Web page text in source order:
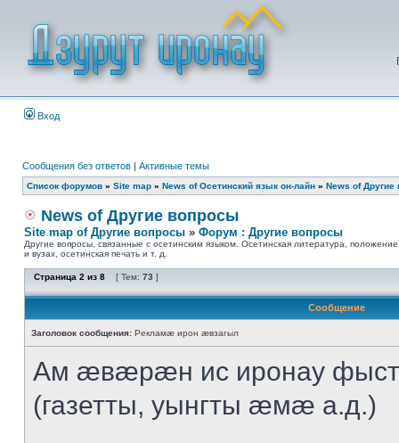
Вход
Сообщения без ответов | Активные темы
Список форумов » Site map » News of Осетинский язык он-лайн » News of Другие
News of Другие вопросы
Site map of Другие вопросы » Форум : Другие вопросы
Другие вопросы, связанные с осетинским языком. Осетинская литература,
и вузах, осетинская печать и т. д.
Страница 2 из 8 [ Тем: 73 ]
Сообщение
Заголовок сообщения: Рекламæ ирон æвзагыл
Ам æвæрæн ис иронау
(газетты, уынгты æмæ а.д.)